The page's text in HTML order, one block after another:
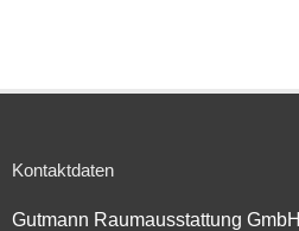
Kontaktdaten
Gutmann Raumausstattung GmbH